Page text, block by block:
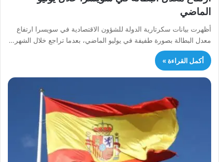
الماضي
أظهرت بيانات سكرتارية الدولة للشؤون الاقتصادية في سويسرا ارتفاع
معدل البطالة بصورة طفيفة في يوليو الماضي، بعدما تراجع خلال الشهر…
أكمل القراءة »